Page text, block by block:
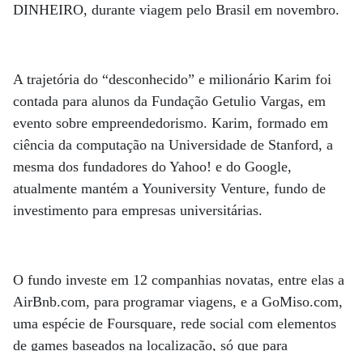
DINHEIRO, durante viagem pelo Brasil em novembro.
A trajetória do “desconhecido” e milionário Karim foi
contada para alunos da Fundação Getulio Vargas, em
evento sobre empreendedorismo. Karim, formado em
ciência da computação na Universidade de Stanford, a
mesma dos fundadores do Yahoo! e do Google,
atualmente mantém a Youniversity Venture, fundo de
investimento para empresas universitárias.
O fundo investe em 12 companhias novatas, entre elas a
AirBnb.com, para programar viagens, e a GoMiso.com,
uma espécie de Foursquare, rede social com elementos
de games baseados na localização, só que para